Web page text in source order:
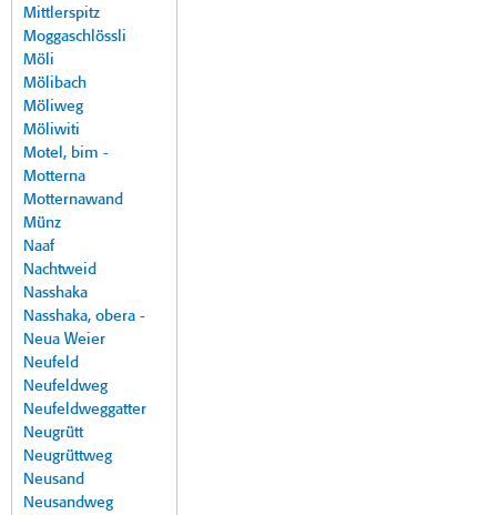
Mittlerspitz
Moggaschlössli
Möli
Mölibach
Möliweg
Möliwiti
Motel, bim -
Motterna
Motternawand
Münz
Naaf
Nachtweid
Nasshaka
Nasshaka, obera -
Neua Weier
Neufeld
Neufeldweg
Neufeldweggatter
Neugrütt
Neugrüttweg
Neusand
Neusandweg